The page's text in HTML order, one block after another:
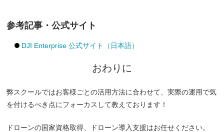
参考記事・公式サイト
DJI Enterprise 公式サイト（日本語）
おわりに
弊スクールではお客様ごとの活用方法に合わせて、実際の運用で気
を付けるべき点にフォーカスして教えております！
ドローンの国家資格取得、ドローン導入支援はお任せください。